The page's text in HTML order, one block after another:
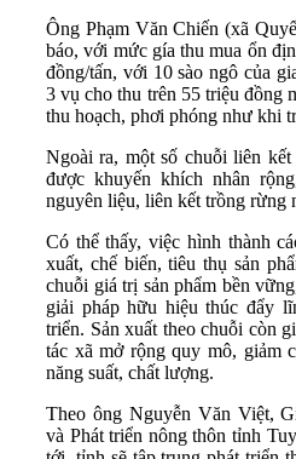
Ông Phạm Văn Chiến (xã
báo, với mức gía thu mua ổn
đồng/tấn, với 10 sào ngô của
3 vụ cho thu trên 55 triệu đồng
thu hoạch, phơi phóng như khi
Ngoài ra, một số chuỗi liên
được khuyến khích nhân
nguyên liệu, liên kết trồng
Có thể thấy, việc hình thành
xuất, chế biến, tiêu thụ sản
chuỗi giá trị sản phẩm bền
giải pháp hữu hiệu thúc đẩy
triển. Sản xuất theo chuỗi còn
tác xã mở rộng quy mô, giảm
năng suất, chất lượng.
Theo ông Nguyễn Văn Việt,
và Phát triển nông thôn tỉnh